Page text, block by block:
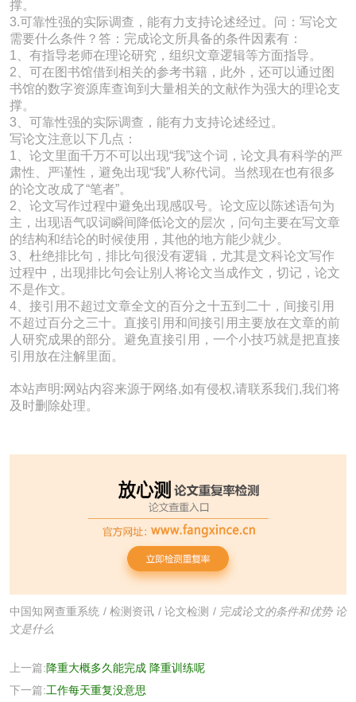
撑。
3.可靠性强的实际调查，能有力支持论述经过。问：写论文
需要什么条件？答：完成论文所具备的条件因素有：
1、有指导老师在理论研究，组织文章逻辑等方面指导。
2、可在图书馆借到相关的参考书籍，此外，还可以通过图
书馆的数字资源库查询到大量相关的文献作为强大的理论支
撑。
3、可靠性强的实际调查，能有力支持论述经过。
写论文注意以下几点：
1、论文里面千万不可以出现“我”这个词，论文具有科学的严
肃性、严谨性，避免出现“我”人称代词。当然现在也有很多
的论文改成了“笔者”。
2、论文写作过程中避免出现感叹号。论文应以陈述语句为
主，出现语气叹词瞬间降低论文的层次，问句主要在写文章
的结构和结论的时候使用，其他的地方能少就少。
3、杜绝排比句，排比句很没有逻辑，尤其是文科论文写作
过程中，出现排比句会让别人将论文当成作文，切记，论文
不是作文。
4、接引用不超过文章全文的百分之十五到二十，间接引用
不超过百分之三十。直接引用和间接引用主要放在文章的前
人研究成果的部分。避免直接引用，一个小技巧就是把直接
引用放在注解里面。
本站声明:网站内容来源于网络,如有侵权,请联系我们,我们将
及时删除处理。
中国知网查重系统 / 检测资讯 / 论文检测 / 完成论文的条件和优势 论
文是什么
上一篇:降重大概多久能完成 降重训练呢
下一篇:工作每天重复没意思